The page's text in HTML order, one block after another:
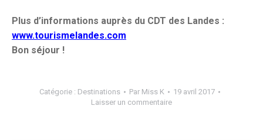
Plus d’informations auprès du CDT des Landes :
www.tourismelandes.com
Bon séjour !
Catégorie : Destinations Par Miss K
19 avril 2017
Laisser un commentaire